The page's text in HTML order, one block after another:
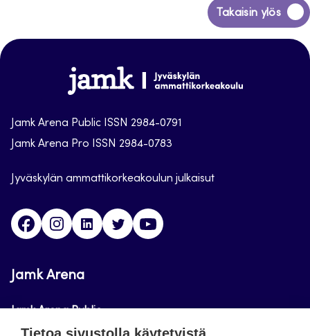
Takaisin ylös
Siirry
takaisin
Jamk
Arena
Jamk Arena Public ISSN 2984-0791
Jamk Arena Pro ISSN 2984-0783
Jyväskylän ammattikorkeakoulun julkaisut
FacebookInstagramLinkedinTwitter
Jamk Arena
Jamk Arena Public